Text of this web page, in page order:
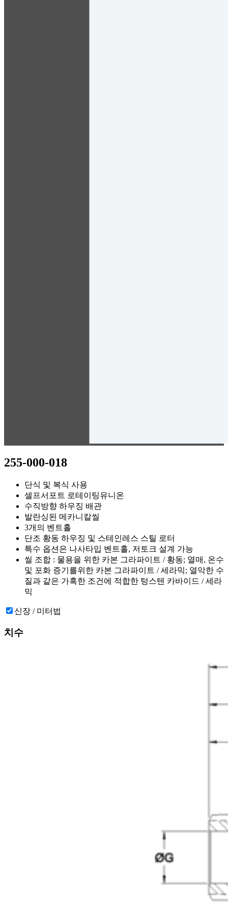
255-000-018
단식 및 복식 사용
셀프서포트 로테이팅유니온
수직방향 하우징 배관
발란싱된 메카니칼씰
3개의 벤트홀
단조 황동 하우징 및 스테인레스 스틸 로터
특수 옵션은 나사타입 벤트홀, 저토크 설계 가능
씰 조합 : 물용을 위한 카본 그라파이트 / 황동; 열매, 온수
및 포화 증기를위한 카본 그라파이트 / 세라믹; 열악한 수
질과 같은 가혹한 조건에 적합한 텅스텐 카바이드 / 세라
믹
신장 / 미터법
치수